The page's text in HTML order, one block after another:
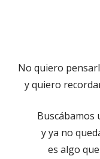
No quiero
y quiero
Buscábamos
y ya no
es algo